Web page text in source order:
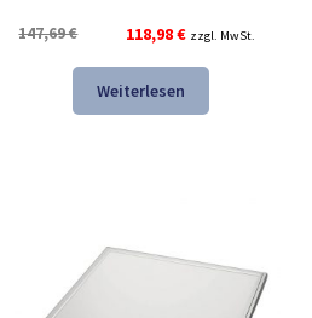
147,69€
Ursprünglicher
war:
147,69 €
118,98€Aktueller
118,98 €.
zzgl. MwSt.
Weiterlesen